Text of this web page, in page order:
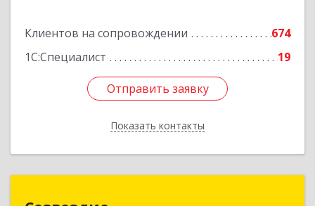
Клиентов на сопровождении
674
1С:Специалист
19
Отправить заявку
Показать контакты
Отправить заявку
Назад